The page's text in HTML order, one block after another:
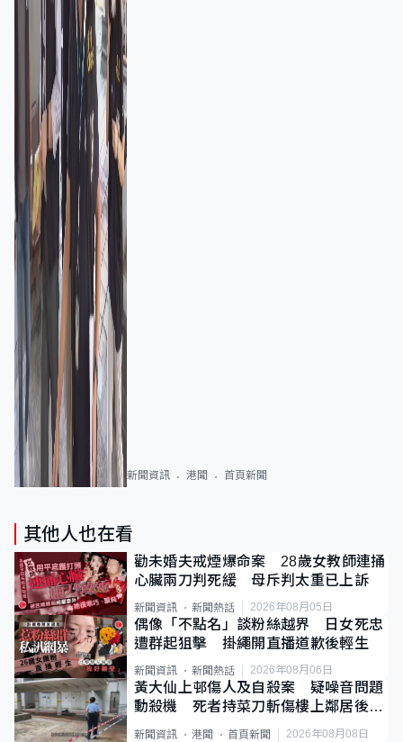
新聞資訊 港聞 首頁新聞
其他人也在看
勸未婚夫戒煙爆命案 28歲女教師連捅
心臟兩刀判死緩 母斥判太重已上訴
新聞資訊 新聞熱話 2026年08月05日
偶像「不點名」談粉絲越界 日女死忠
遭群起狙擊 掛繩開直播道歉後輕生
新聞資訊 新聞熱話 2026年08月06日
黃大仙上邨傷人及自殺案 疑噪音問題
動殺機 死者持菜刀斬傷樓上鄰居後墮
新聞資訊 港聞 首頁新聞 2026年08月08日